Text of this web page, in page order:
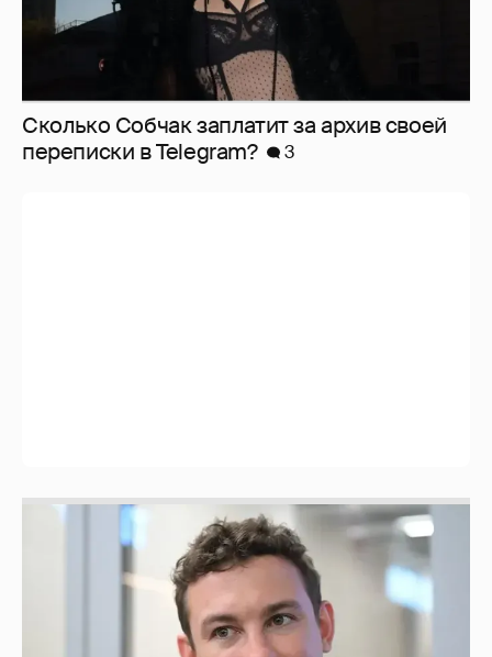
Сколько Собчак заплатит за архив своей
перeписки в Telegram?
3
Никита Кологривый высказался насчёт